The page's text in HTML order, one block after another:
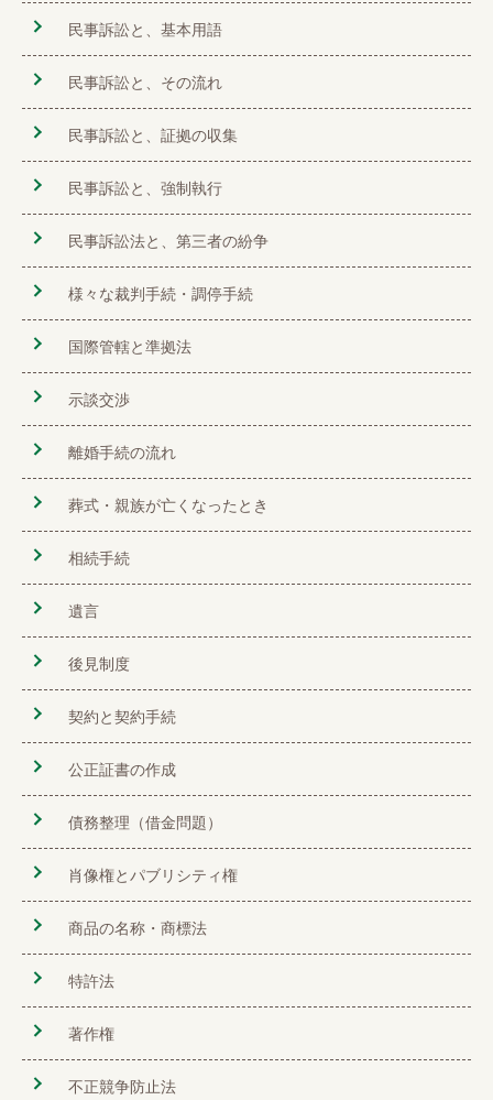
民事訴訟と、基本用語
民事訴訟と、その流れ
民事訴訟と、証拠の収集
民事訴訟と、強制執行
民事訴訟法と、第三者の紛争
様々な裁判手続・調停手続
国際管轄と準拠法
示談交渉
離婚手続の流れ
葬式・親族が亡くなったとき
相続手続
遺言
後見制度
契約と契約手続
公正証書の作成
債務整理（借金問題）
肖像権とパブリシティ権
商品の名称・商標法
特許法
著作権
不正競争防止法